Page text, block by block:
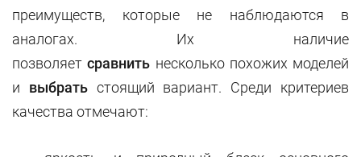
преимуществ, которые не наблюдаются в
аналогах. Их наличие
позволяетсравнить несколько похожих моделей
и выбратьстоящий вариант. Среди критериев
качества отмечают: